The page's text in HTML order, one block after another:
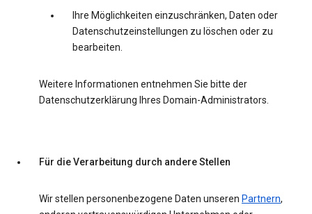
Ihre Möglichkeiten einzuschränken, Daten oder
Datenschutzeinstellungen zu löschen oder zu
bearbeiten.
Weitere Informationen entnehmen Sie bitte der
Datenschutzerklärung Ihres Domain-Administrators.
Für die Verarbeitung durch andere Stellen
Wir stellen personenbezogene Daten unseren Partnern,